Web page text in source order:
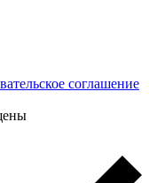
соглашение